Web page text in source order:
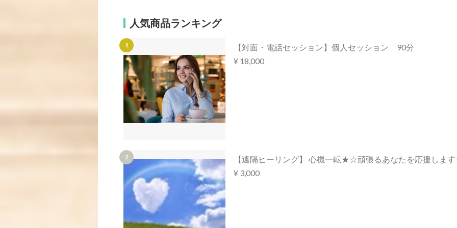
人気商品ランキング
【対面・電話セッション】個人セッション 90分
¥ 18,000
【遠隔ヒーリング】 心機一転★☆頑張るあなたを応援しま
¥ 3,000